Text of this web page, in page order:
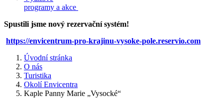
programy a akce
Spustili jsme nový rezervační systém!
https://envicentrum-pro-krajinu-vysoke-pole.reservio.com
Úvodní stránka
O nás
Turistika
Okolí Envicentra
Kaple Panny Marie „Vysocké“